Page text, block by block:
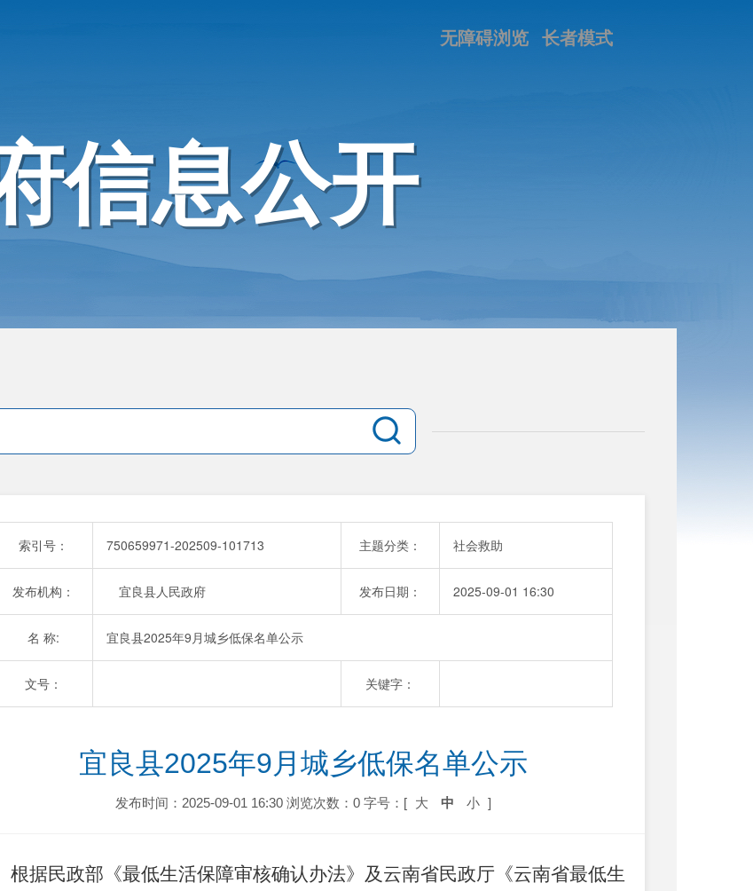
长者模式
无障碍浏览
信息公开
索引号： 750659971-202509-101713 主题分类： 社会救助
发布机构： 宜良县人民政府 发布日期： 2025-09-01 16:30
名 称: 宜良县2025年9月城乡低保名单公示
文号： 关键字：
宜良县2025年9月城乡低保名单公示
发布时间：2025-09-01 16:30 浏览次数：0 字号：[ 大 中 小 ]
根据民政部《最低生活保障审核确认办法》及云南省民政厅《云南省最低生